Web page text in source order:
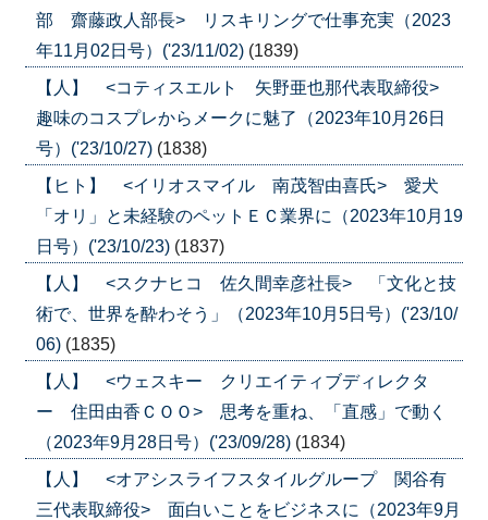
部 齋藤政人部長> リスキリングで仕事充実（2023
年11月02日号）('23/11/02) (1839)
【人】 <コティスエルト 矢野亜也那代表取締役>
趣味のコスプレからメークに魅了（2023年10月26日
号）('23/10/27) (1838)
【ヒト】 <イリオスマイル 南茂智由喜氏> 愛犬
「オリ」と未経験のペットＥＣ業界に（2023年10月19
日号）('23/10/23) (1837)
【人】 <スクナヒコ 佐久間幸彦社長> 「文化と技
術で、世界を酔わそう」（2023年10月5日号）('23/10/
06) (1835)
【人】 <ウェスキー クリエイティブディレクタ
ー 住田由香ＣＯＯ> 思考を重ね、「直感」で動く
（2023年9月28日号）('23/09/28) (1834)
【人】 <オアシスライフスタイルグループ 関谷有
三代表取締役> 面白いことをビジネスに（2023年9月